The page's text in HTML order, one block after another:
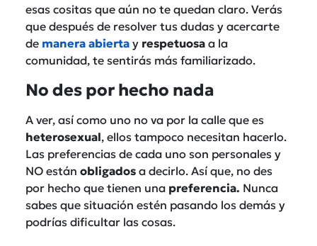
esas cositas que aún no te quedan claro. Verás
que después de resolver tus dudas y acercarte
de manera abierta y respetuosa a la
comunidad, te sentirás más familiarizado.
No des por hecho nada
A ver, así como uno no va por la calle que es
heterosexual, ellos tampoco necesitan hacerlo.
Las preferencias de cada uno son personales y
NO están obligados a decirlo. Así que, no des
por hecho que tienen una preferencia. Nunca
sabes que situación estén pasando los demás y
podrías dificultar las cosas.